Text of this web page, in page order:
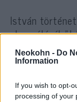
Neokohn - Do
Information
If you wish to opt-
processing of your
István
Tünde Judit
támaszkodik,